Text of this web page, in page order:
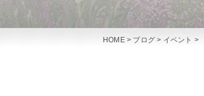
HOME> ブログ > イベント >